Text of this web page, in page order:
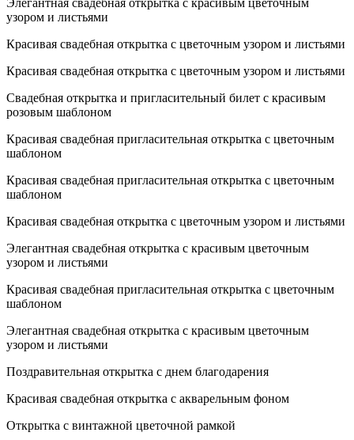
узором и листьями
Красивая свадебная открытка с цветочным узором и листьями
Красивая свадебная открытка с цветочным узором и листьями
Свадебная открытка и пригласительный билет с красивым
розовым шаблоном
Красивая свадебная пригласительная открытка с цветочным
шаблоном
Красивая свадебная пригласительная открытка с цветочным
шаблоном
Красивая свадебная открытка с цветочным узором и листьями
Элегантная свадебная открытка с красивым цветочным
узором и листьями
Красивая свадебная пригласительная открытка с цветочным
шаблоном
Элегантная свадебная открытка с красивым цветочным
узором и листьями
Поздравительная открытка с днем благодарения
Красивая свадебная открытка с акварельным фоном
Открытка с винтажной цветочной рамкой